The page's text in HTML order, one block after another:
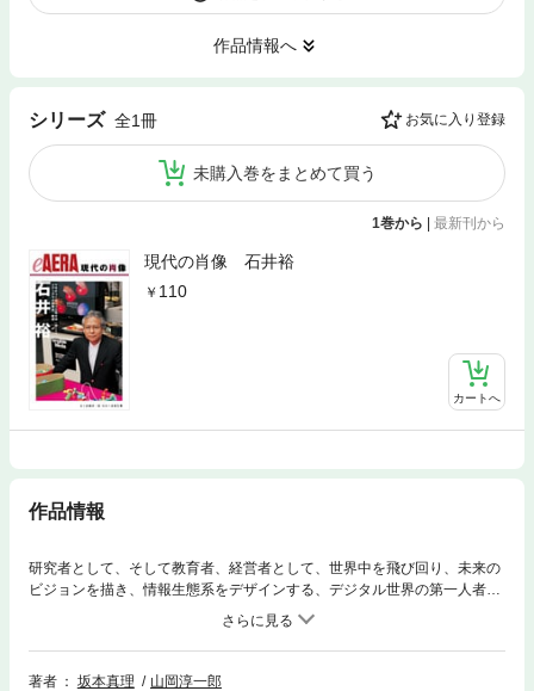
作品情報へ
シリーズ 全1冊 お気に入り登録
未購入巻をまとめて買う
1巻から 最新刊から
現代の肖像 石井裕
110
カートへ
作品情報
研究者として、そして教育者、経営者として、世界中を飛び回り、未来の
ビジョンを描き、情報生態系をデザインする、デジタル世界の第一人者で
ある。その源流をたどると、日本の山河への慈しみと人の手の温もりが横
著者 坂本真理
山岡淳一郎